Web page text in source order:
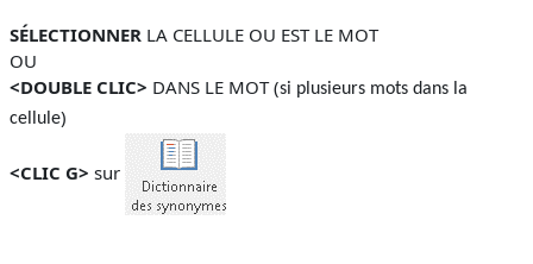
SÉLECTIONNER LA CELLULE OU EST LE MOT
OU
<DOUBLE CLIC> DANS LE MOT (si plusieurs mots dans la
cellule)
<CLIC G> sur